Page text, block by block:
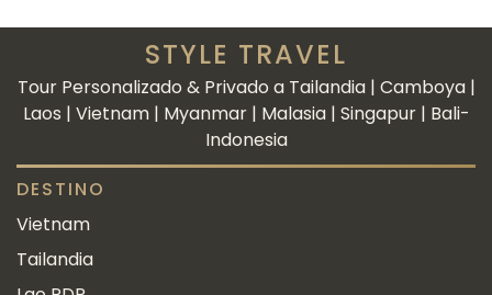
STYLE TRAVEL
Tour Personalizado & Privado a Tailandia | Camboya |
Laos | Vietnam | Myanmar | Malasia | Singapur | Bali-
Indonesia
DESTINO
Vietnam
Tailandia